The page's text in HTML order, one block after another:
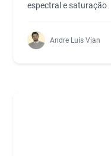
espectral e saturação
Andre Luis Vian